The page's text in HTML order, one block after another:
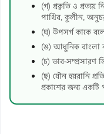
(গ) প্রকৃতি ও প্রত্যয়
পার্থিব, কুলীন,
(ঘ) উপসর্গ কাকে
(ঙ) আধুনিক বাংলা
(চ) ভাব-সম্প্রসারণ
(ছ) যৌন হয়রানি
প্রকাশের জন্য একটি